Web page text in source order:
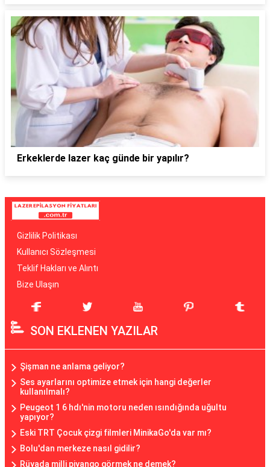
Erkeklerde lazer kaç günde bir yapılır?
Gizlilik Politikası
Kullanıcı Sözleşmesi
Teklif Hakları ve Alıntı
Bize Ulaşın
SON EKLENEN YAZILAR
Şişman ne anlama geliyor?
Ses ayarlarını optimize etmek için hangi değerler
kullanılmalı?
Peugeot 1 6 hdı'nin motoru neden ısındığında uğultu
yapıyor?
Eski TRT Çocuk çizgi filmleri MinikaGo'da var mı?
Bolu'dan merkeze nasıl gidilir?
Rüyada milli piyango görmek ne demek?